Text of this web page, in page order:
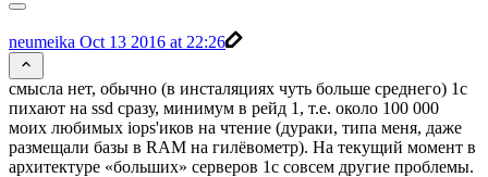
neumeika Oct 13 2016 at 22:26
смысла нет, обычно (в инсталяциях чуть больше среднего) 1с
пихают на ssd сразу, минимум в рейд 1, т.е. около 100 000
моих любимых iops'иков на чтение (дураки, типа меня, даже
размещали базы в RAM на гилёвометр). На текущий момент в
архитектуре «больших» серверов 1с совсем другие проблемы.